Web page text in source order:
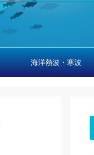
海洋熱波・寒波